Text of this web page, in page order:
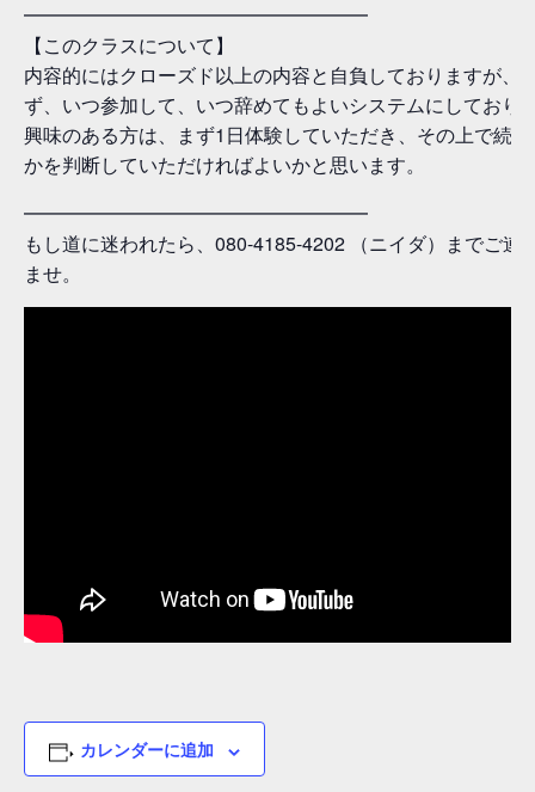
━━━━━━━━━━━━━━━━━━
【このクラスについて】
内容的にはクローズド以上の内容と自負しておりますが、
ず、いつ参加して、いつ辞めてもよいシステムにしており
興味のある方は、まず1日体験していただき、その上で続
かを判断していただければよいかと思います。
━━━━━━━━━━━━━━━━━━
もし道に迷われたら、080-4185-4202 （ニイダ）までご連
ませ。
カレンダーに追加